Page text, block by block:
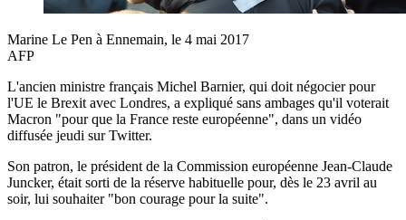
Marine Le Pen à Ennemain, le 4 mai 2017
AFP
L'ancien ministre français Michel Barnier, qui doit négocier pour
l'UE le Brexit avec Londres, a expliqué sans ambages qu'il voterait
Macron "pour que la France reste européenne", dans un vidéo
diffusée jeudi sur Twitter.
Son patron, le président de la Commission européenne Jean-Claude
Juncker, était sorti de la réserve habituelle pour, dès le 23 avril au
soir, lui souhaiter "bon courage pour la suite".